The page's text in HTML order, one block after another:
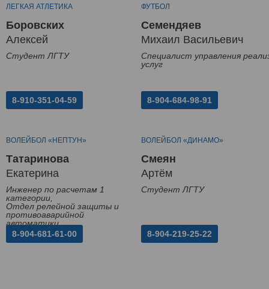
ЛЕГКАЯ АТЛЕТИКА
Боровских
Алексей
Студент ЛГТУ
8-910-351-04-59
ФУТБОЛ
Семендяев
Михаил Васильевич
Специалист управления
услуг
8-904-684-98-91
ВОЛЕЙБОЛ «НЕПТУН»
Татаринова
Екатерина
Инженер по расчетам 1
категории,
Отдел релейной защиты и
противоаварийной
автоматики
8-904-681-61-00
ВОЛЕЙБОЛ «ДИНАМО»
Смеян
Артём
Студент ЛГТУ
8-904-219-25-22